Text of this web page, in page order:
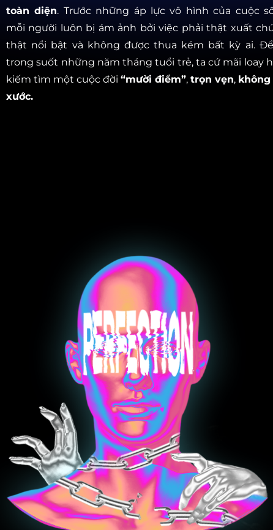
toàn diện. Trước những áp lực vô hình của cuộc
mỗi người luôn bị ám ảnh bởi việc phải thật xuất
thật nổi bật và không được thua kém bất kỳ ai.
trong suốt những năm tháng tuổi trẻ, ta cứ mãi loay
kiếm tìm một cuộc đời “mười điểm”, trọn vẹn,
xước.